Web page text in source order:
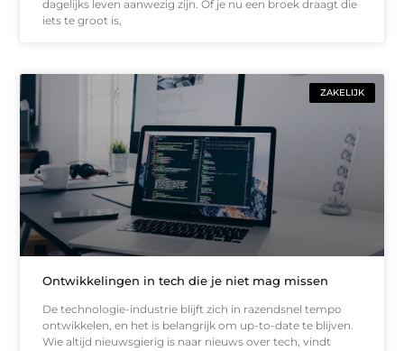
dagelijks leven aanwezig zijn. Of je nu een broek draagt die
iets te groot is,
ZAKELIJK
Ontwikkelingen in tech die je niet mag missen
De technologie-industrie blijft zich in razendsnel tempo
ontwikkelen, en het is belangrijk om up-to-date te blijven.
Wie altijd nieuwsgierig is naar nieuws over tech, vindt